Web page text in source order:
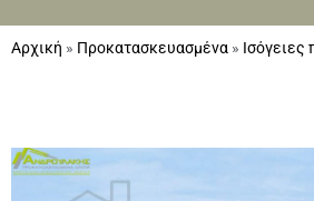
Αρχική » Προκατασκευασμένα »